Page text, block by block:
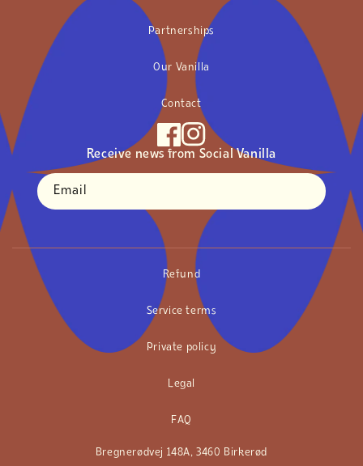
Partnerships
Our Vanilla
Contact
FacebookInstagram
Receive news from Social Vanilla
Email
Refund
Service terms
Private policy
Legal
FAQ
Bregnerødvej 148A, 3460 Birkerød